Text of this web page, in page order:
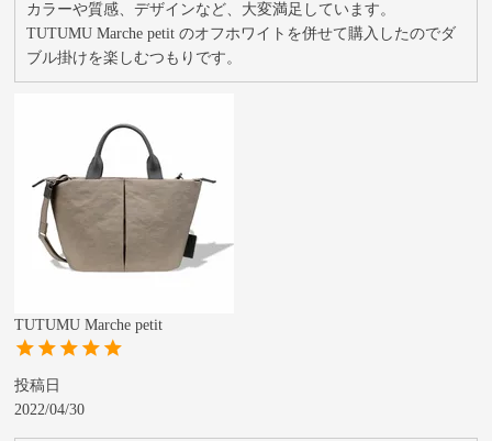
カラーや質感、デザインなど、大変満足しています。
TUTUMU Marche petit のオフホワイトを併せて購入したのでダ
TUTUMU Marche petit
投稿日
2022/04/30